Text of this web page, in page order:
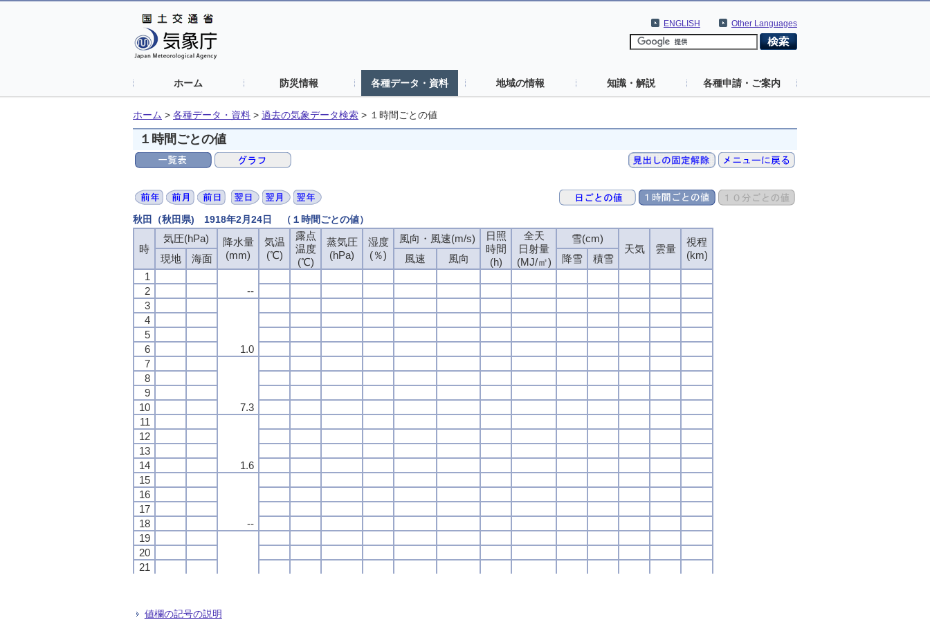
Other Languages
ENGLISH
ホーム 防災情報 各種データ・資料 地域の情報 知識・解説 各種申請・ご案内
ホーム > 各種データ・資料 > 過去の気象データ検索 > １時間ごとの値
１時間ごとの値
秋田（秋田県) 1918年2月24日 （１時間ごとの値）
時
気圧(hPa)
降水量
(mm)
気温
(℃)
露点
温度
(℃)
蒸気圧
(hPa)
湿度
(％)
風向・風速(m/s)
日照
時間
(h)
全天
日射量
(MJ/㎡)
雪(cm)
天気
雲量
視程
(km)
現地 海面 風速 風向 降雪
積雪
1
--
2
3
1.0
4
5
6
7
7.3
8
9
10
11
1.6
12
13
14
15
--
16
17
18
19
20
21
24
時
気圧(hPa)
降水量
(mm)
気温
(℃)
露点
温度
(℃)
蒸気圧
(hPa)
湿度
(％)
風向・風速(m/s)
日照
時間
(h)
全天
日射量
(MJ/㎡)
雪(cm)
天気
雲量
視程
(km)
現地 海面 風速 風向 降雪
積雪
1
--
2
3
1.0
4
5
6
7
7.3
8
9
10
11
1.6
12
13
14
15
--
16
17
18
19
20
21
24
時
気圧(hPa)
降水量
(mm)
気温
(℃)
露点
温度
(℃)
蒸気圧
(hPa)
湿度
(％)
風向・風速(m/s)
日照
時間
(h)
全天
日射量
(MJ/㎡)
雪(cm)
天気
雲量
視程
(km)
現地 海面 風速 風向 降雪
積雪
1
--
2
3
1.0
4
5
6
7
7.3
8
9
10
11
1.6
12
13
14
15
--
16
17
18
19
20
21
24
時
気圧(hPa)
降水量
(mm)
気温
(℃)
露点
温度
(℃)
蒸気圧
(hPa)
湿度
(％)
風向・風速(m/s)
日照
時間
(h)
全天
日射量
(MJ/㎡)
雪(cm)
天気
雲量
視程
(km)
現地 海面 風速 風向 降雪
積雪
1
--
2
3
1.0
4
5
6
7
7.3
8
9
10
11
1.6
12
13
14
15
--
16
17
18
19
20
21
24
値欄の記号の説明